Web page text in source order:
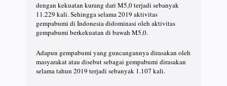
dengan kekuatan kurang dari M5,0 terjadi sebanyak
11.229 kali. Sehingga selama 2019 aktivitas
gempabumi di Indonesia didominasi oleh aktivitas
gempabumi berkekuatan di bawah M5,0.
Adapun gempabumi yang guncangannya dirasakan oleh
masyarakat atau disebut sebagai gempabumi dirasakan
selama tahun 2019 terjadi sebanyak 1.107 kali.